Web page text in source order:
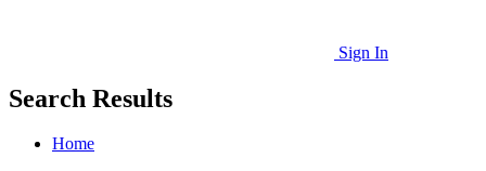
Sign In
Search Results
Home